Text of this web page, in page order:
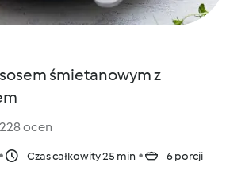
śmietanowym z
228 ocen
Czas całkowity 25 min 6 porcji